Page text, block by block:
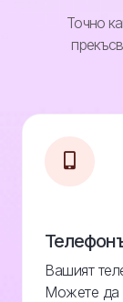
Точно
Вашият
Можете да